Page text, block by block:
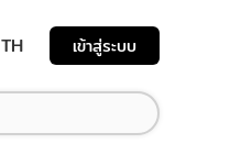
TH เข้าสู่ระบบ